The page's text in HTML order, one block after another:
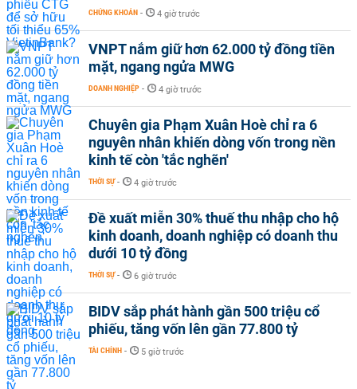
CHỨNG KHOÁN - 4 giờ trước
VNPT nắm giữ hơn 62.000 tỷ đồng tiền
mặt, ngang ngửa MWG
DOANH NGHIỆP - 4 giờ trước
Chuyên gia Phạm Xuân Hoè chỉ ra 6
nguyên nhân khiến dòng vốn trong nền
kinh tế còn 'tắc nghẽn'
THỜI SỰ - 4 giờ trước
Đề xuất miễn 30% thuế thu nhập cho hộ
kinh doanh, doanh nghiệp có doanh thu
dưới 10 tỷ đồng
THỜI SỰ - 6 giờ trước
BIDV sắp phát hành gần 500 triệu cổ
phiếu, tăng vốn lên gần 77.800 tỷ
TÀI CHÍNH - 5 giờ trước